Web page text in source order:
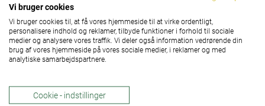
Vi bruger cookies
Vi bruger cookies til, at få vores hjemmeside til at virke ordentligt,
personalisere indhold og reklamer, tilbyde funktioner i forhold til sociale
medier og analysere vores traffik. Vi deler også information vedrørende din
brug af vores hjemmeside på vores sociale medier, i reklamer og med
analytiske samarbejdspartnere.
Cookie - indstillinger